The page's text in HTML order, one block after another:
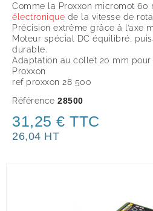
Comme la Proxxon micromot 60
électronique de la vitesse de
Précision extrême grâce à l’axe
Moteur spécial DC équilibré,
durable.
Adaptation au collet 20 mm pour
Proxxon
ref proxxon 28 500
Référence 28500
31,25 € TTC
26,04 HT